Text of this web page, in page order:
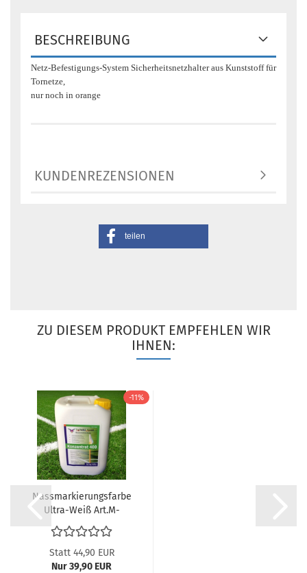
BESCHREIBUNG
Netz-Befestigungs-System Sicherheitsnetzhalter aus Kunststoff für
Tornetze,
nur noch in orange
KUNDENREZENSIONEN
teilen
ZU DIESEM PRODUKT EMPFEHLEN WIR
IHNEN:
-11%
Nassmarkierungsfarbe
Ultra-Weiß Art.M-
1983,1...
Statt 44,90 EUR
Nur 39,90 EUR